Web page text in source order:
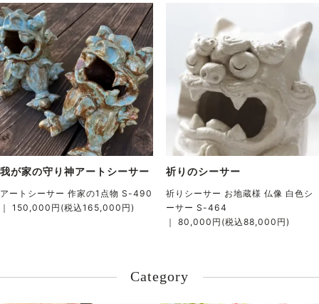
我が家の守り神アートシーサー
アートシーサー 作家の1点物 S-490
｜ 150,000円(税込165,000円)
祈りのシーサー
祈りシーサー お地蔵様 仏像 白色シ
ーサー S-464
｜ 80,000円(税込88,000円)
Category